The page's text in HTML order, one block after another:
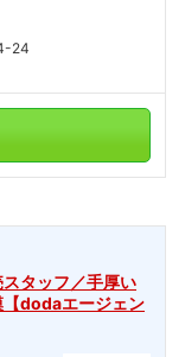
24
スタッフ／手厚い
【dodaエージェン